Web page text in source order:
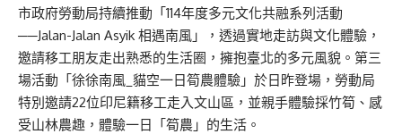
市政府勞動局持續推動「114年度多元文化共融系列活動
──Jalan-Jalan Asyik 相遇南風」，透過實地走訪與文化體驗，
邀請移工朋友走出熟悉的生活圈，擁抱臺北的多元風貌。第三
場活動「徐徐南風_貓空一日筍農體驗」於日昨登場，勞動局
特別邀請22位印尼籍移工走入文山區，並親手體驗採竹筍、感
受山林農趣，體驗一日「筍農」的生活。